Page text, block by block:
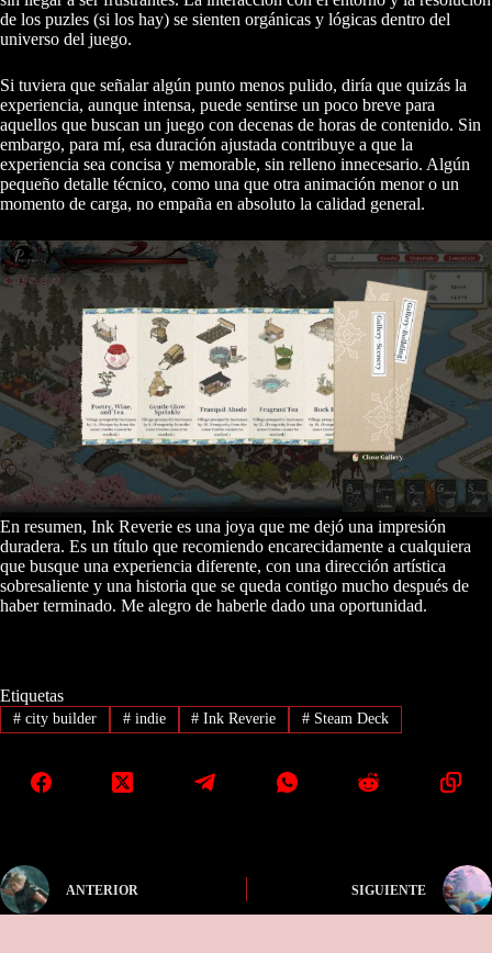
de los puzles (si los hay) se sienten orgánicas y lógicas dentro del
universo del juego.
Si tuviera que señalar algún punto menos pulido, diría que quizás la
experiencia, aunque intensa, puede sentirse un poco breve para
aquellos que buscan un juego con decenas de horas de contenido. Sin
embargo, para mí, esa duración ajustada contribuye a que la
experiencia sea concisa y memorable, sin relleno innecesario. Algún
pequeño detalle técnico, como una que otra animación menor o un
momento de carga, no empaña en absoluto la calidad general.
En resumen, Ink Reverie es una joya que me dejó una impresión
duradera. Es un título que recomiendo encarecidamente a cualquiera
que busque una experiencia diferente, con una dirección artística
sobresaliente y una historia que se queda contigo mucho después de
haber terminado. Me alegro de haberle dado una oportunidad.
Etiquetas
#city builder #indie # Ink Reverie # Steam Deck
ANTERIOR SIGUIENTE